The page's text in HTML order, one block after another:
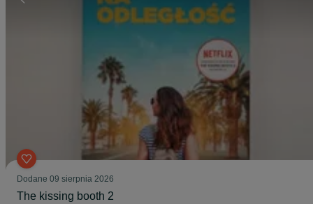
Dodane 09 sierpnia 2026
The kissing booth 2